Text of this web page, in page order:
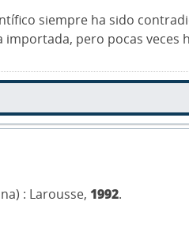
siempre ha sido
pero pocas veces
: Larousse, 1992.